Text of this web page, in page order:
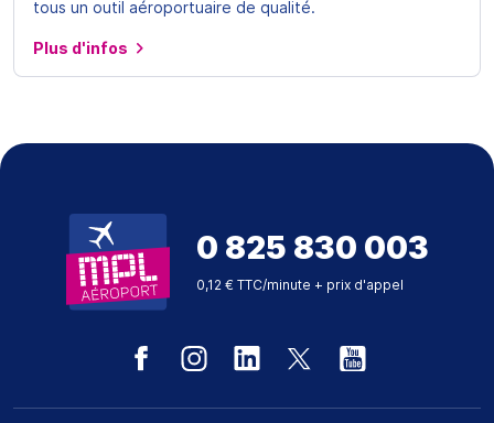
tous un outil aéroportuaire de qualité.
Plus d'infos
0 825 830 003
0,12 € TTC/minute + prix d'appel